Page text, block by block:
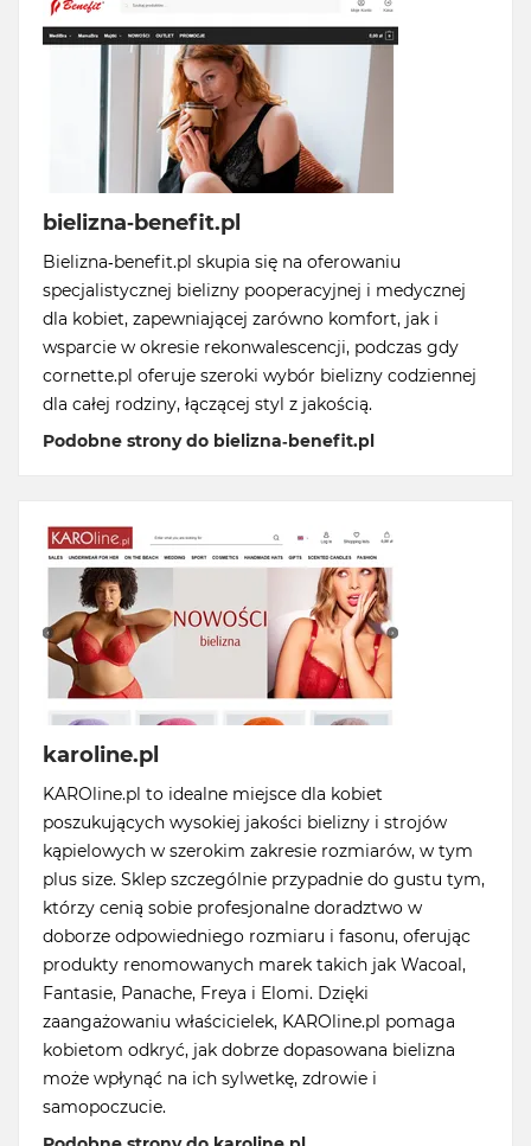
bielizna-benefit.pl
Bielizna-benefit.pl skupia się na oferowaniu
specjalistycznej bielizny pooperacyjnej i medycznej
dla kobiet, zapewniającej zarówno komfort, jak i
wsparcie w okresie rekonwalescencji, podczas gdy
cornette.pl oferuje szeroki wybór bielizny codziennej
dla całej rodziny, łączącej styl z jakością.
Podobne strony do bielizna-benefit.pl
karoline.pl
KAROline.pl to idealne miejsce dla kobiet
poszukujących wysokiej jakości bielizny i strojów
kąpielowych w szerokim zakresie rozmiarów, w tym
plus size. Sklep szczególnie przypadnie do gustu tym,
którzy cenią sobie profesjonalne doradztwo w
doborze odpowiedniego rozmiaru i fasonu, oferując
produkty renomowanych marek takich jak Wacoal,
Fantasie, Panache, Freya i Elomi. Dzięki
zaangażowaniu właścicielek, KAROline.pl pomaga
kobietom odkryć, jak dobrze dopasowana bielizna
może wpłynąć na ich sylwetkę, zdrowie i
samopoczucie.